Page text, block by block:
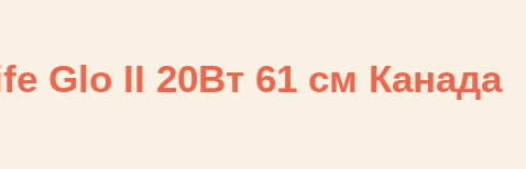
Glo II 20Вт 61 см Канада